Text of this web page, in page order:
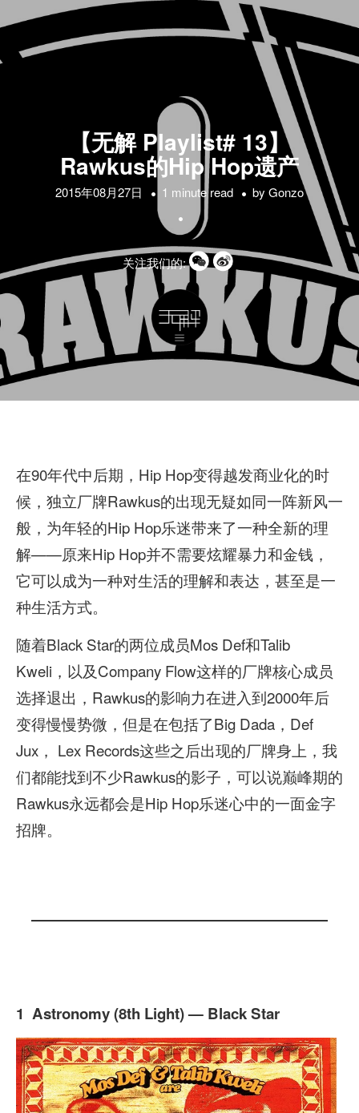
【无解 Playlist# 13】
Rawkus的Hip Hop遗产
2015年08月27日 1 minute read by Gonzo
关注我们的:
在90年代中后期，Hip Hop变得越发商业化的时
候，独立厂牌Rawkus的出现无疑如同一阵新风一
般，为年轻的Hip Hop乐迷带来了一种全新的理
解——原来Hip Hop并不需要炫耀暴力和金钱，
它可以成为一种对生活的理解和表达，甚至是一
种生活方式。
随着Black Star的两位成员Mos Def和Talib
Kweli，以及Company Flow这样的厂牌核心成员
选择退出，Rawkus的影响力在进入到2000年后
变得慢慢势微，但是在包括了Big Dada，Def
Jux， Lex Records这些之后出现的厂牌身上，我
们都能找到不少Rawkus的影子，可以说巅峰期的
Rawkus永远都会是Hip Hop乐迷心中的一面金字
招牌。
1 Astronomy (8th Light) — Black Star